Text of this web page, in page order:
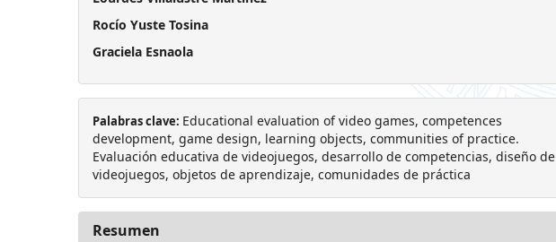
Rocío Yuste Tosina
Graciela Esnaola
Palabras clave: Educational evaluation of video games, competences
development, game design, learning objects, communities of practice.
Evaluación educativa de videojuegos, desarrollo de competencias, diseño de
videojuegos, objetos de aprendizaje, comunidades de práctica
Resumen